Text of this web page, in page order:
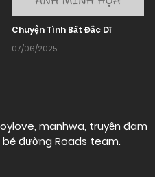
Chuyện Tình Bất Đắc Dĩ
07/06/2025
manhwa, truyện đam
đường Roads team.